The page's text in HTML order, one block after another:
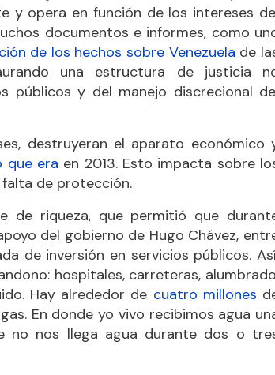
y opera en función de los intereses
documentos e informes, como
de los hechos sobre Venezuela de
una estructura de justicia
públicos y del manejo discrecional
destruyeran el aparato económico
que era en 2013. Esto impacta sobre
de protección.
de riqueza, que permitió que
del gobierno de Hugo Chávez,
de inversión en servicios públicos.
hospitales, carreteras,
Hay alrededor de cuatro millones
En donde yo vivo recibimos agua
no nos llega agua durante dos o